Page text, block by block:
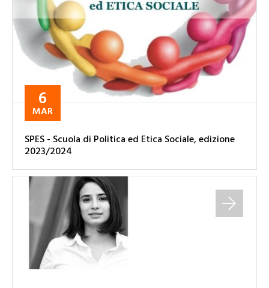
6
MAR
SPES - Scuola di Politica ed Etica Sociale, edizione
2023/2024